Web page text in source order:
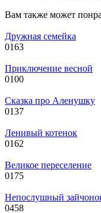
Вам также может
Дружная семейка
0163
Приключение весной
0100
Сказка про Аленушку
0137
Ленивый котенок
0162
Великое переселение
0175
Непослушный
0458